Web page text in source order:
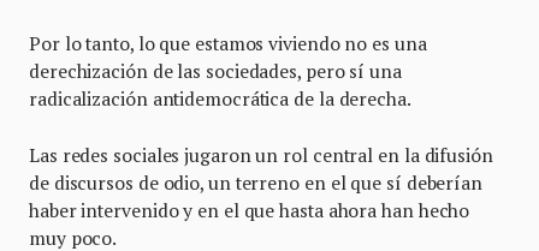
Por lo tanto, lo que estamos viviendo no es una
derechización de las sociedades, pero sí una
radicalización antidemocrática de la derecha.
Las redes sociales jugaron un rol central en la difusión
de discursos de odio, un terreno en el que sí deberían
haber intervenido y en el que hasta ahora han hecho
muy poco.